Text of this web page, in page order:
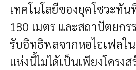
เทคโนโลยีของยุคโชวะทัน
180 เมตร และสถาปัตยก
รับอิทธิพลจากหอไอเฟลใ
แห่งนี้ไม่ได้เป็นเพียงโครงส